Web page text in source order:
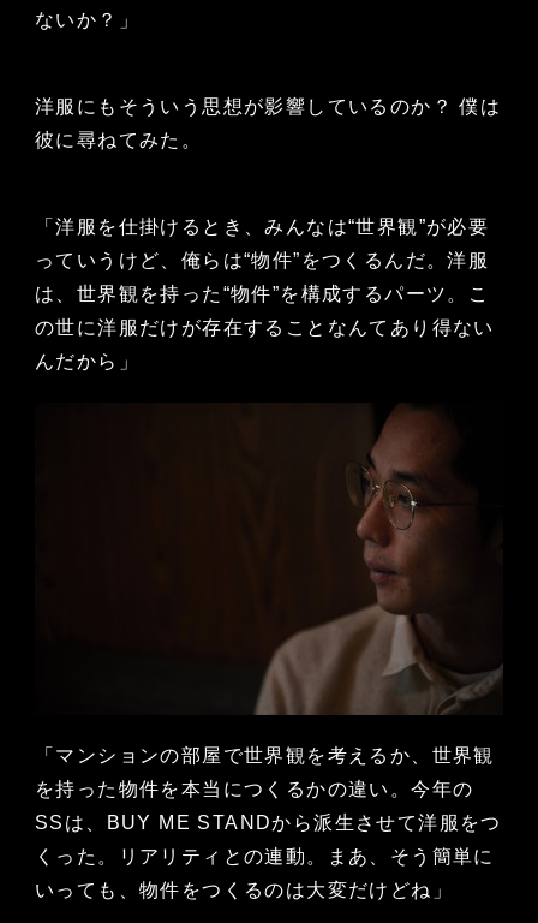
ないか？」
洋服にもそういう思想が影響しているのか？ 僕は
彼に尋ねてみた。
「洋服を仕掛けるとき、みんなは“世界観”が必要
っていうけど、俺らは“物件”をつくるんだ。洋服
は、世界観を持った“物件”を構成するパーツ。こ
の世に洋服だけが存在することなんてあり得ない
んだから」
「マンションの部屋で世界観を考えるか、世界観
を持った物件を本当につくるかの違い。今年の
SSは、BUY ME STANDから派生させて洋服をつ
くった。リアリティとの連動。まあ、そう簡単に
いっても、物件をつくるのは大変だけどね」